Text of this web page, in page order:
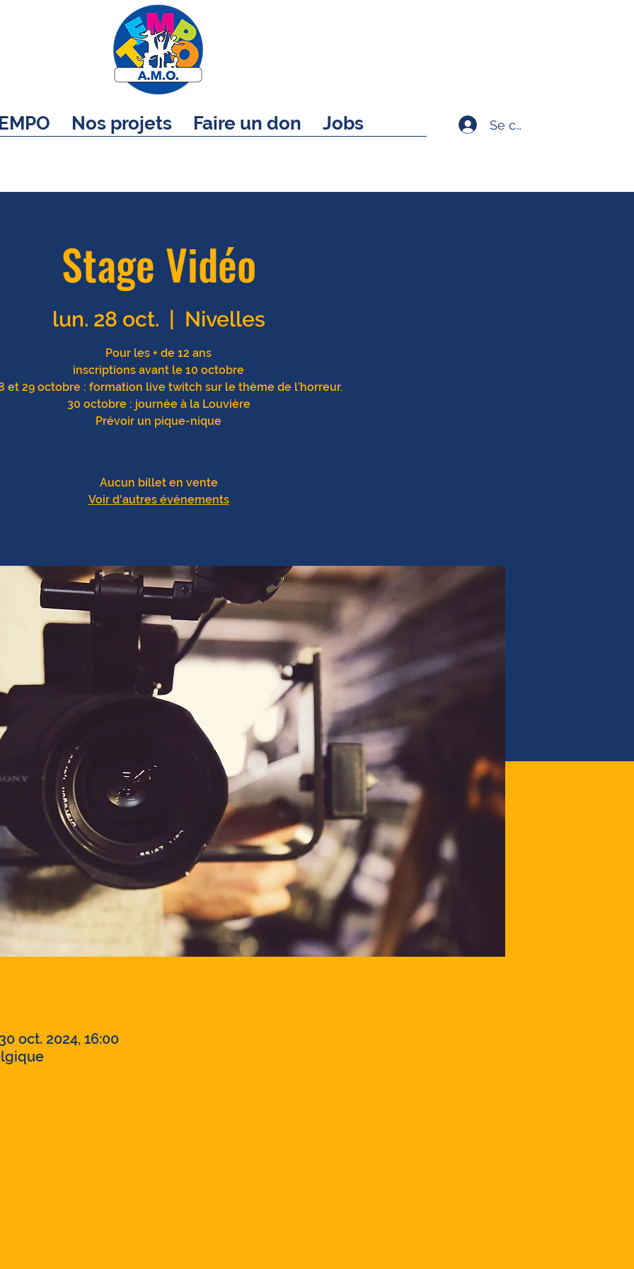
Se connecter
Nos projets Faire un don Jobs
Stage Vidéo
lun. 28 oct. Nivelles
Pour les + de 12 ans
inscriptions avant le 10 octobre
et 29 octobre : formation live twitch sur le thème de l’horreur.
30 octobre : journée à la Louvière
Prévoir un pique-nique
Aucun billet en vente
Voir d'autres événements
oct. 2024, 16:00